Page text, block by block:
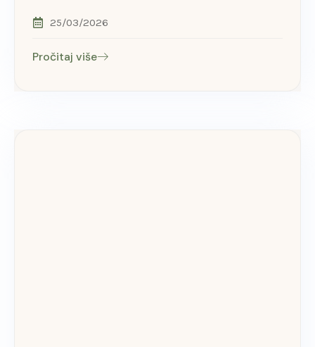
25/03/2026
Pročitaj više